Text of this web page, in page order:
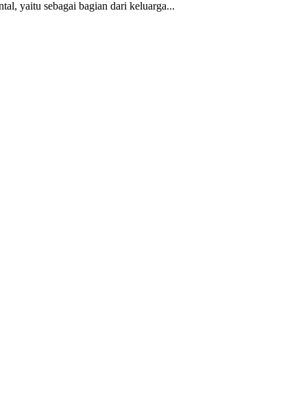
yaitu sebagai bagian dari keluarga...